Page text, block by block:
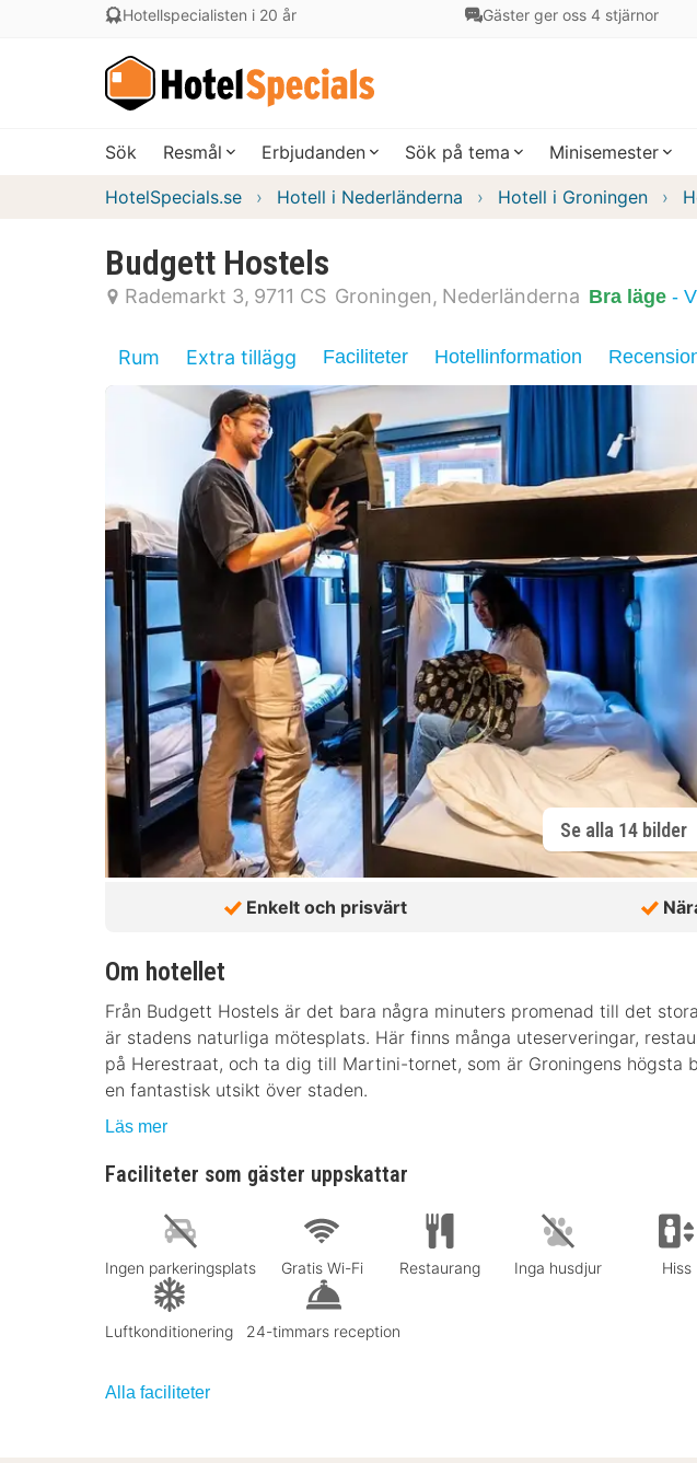
Hotellspecialisten i 20 år Gäster ger oss 4 stjärnor
Sök Resmål Erbjudanden Sök på tema Minisemester
HotelSpecials.se Hotell i Nederländerna Hotell i Groningen
Budgett Hostels
Rademarkt 3 9711 CS Groningen Nederländerna Bra läge -
Rum Extra tillägg Faciliteter Hotellinformation
Se alla 14 bilder
Enkelt och prisvärt
Om hotellet
Från Budgett Hostels är det bara några minuters promenad till det
är stadens naturliga mötesplats. Här finns många uteserveringar,
på Herestraat, och ta dig till Martini-tornet, som är Groningens högsta
en fantastisk utsikt över staden.
Läs mer
Faciliteter som gäster uppskattar
Ingen parkeringsplats Gratis Wi-Fi Restaurang Inga husdjur Hiss
Luftkonditionering 24-timmars reception
Alla faciliteter